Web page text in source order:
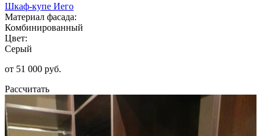
Шкаф-купе Иего
Материал фасада:
Комбинированный
Цвет:
Серый
от 51 000 руб.
Рассчитать